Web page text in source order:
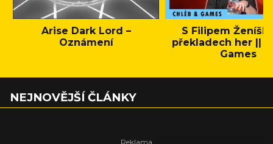
Arise Dark Lord –
Oznámení
S Filipem
překladech her ||
Games
NEJNOVĚJŠÍ ČLÁNKY